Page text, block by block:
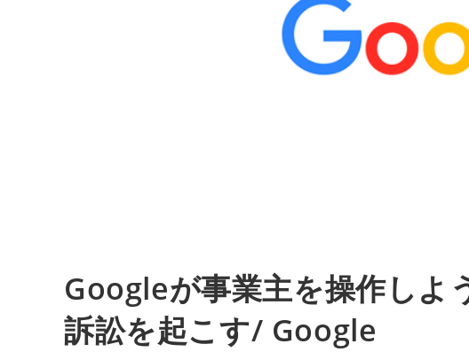
Googleが事業主を操作しよ
訴訟を起こす/ Google